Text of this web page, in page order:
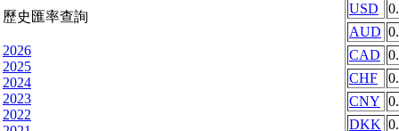
歷史匯率查詢
2026
2025
2024
2023
2022
USD
AUD
CAD
CHF
CNY
DKK